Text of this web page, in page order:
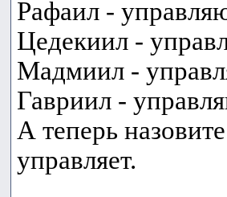
Рафаил -
Цедекиил -
Мадмиил -
Гавриил -
А теперь
управляет.